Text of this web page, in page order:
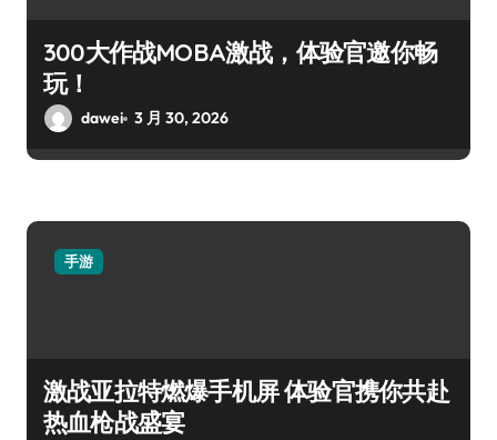
300大作战MOBA激战，体验官邀你畅
玩！
dawei 3 月 30, 2026
手游
激战亚拉特燃爆手机屏 体验官携你共赴
热血枪战盛宴